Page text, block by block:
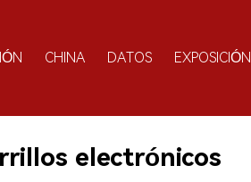
CHINA DATOS EXPOSICIÓN
electrónicos